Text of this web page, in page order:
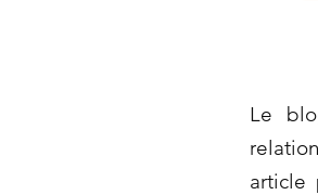
Le
article